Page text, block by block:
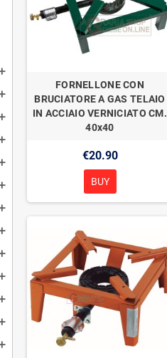
FORNELLONE CON
BRUCIATORE A GAS TELAIO
IN ACCIAIO VERNICIATO CM.
40x40
€20.90
BUY